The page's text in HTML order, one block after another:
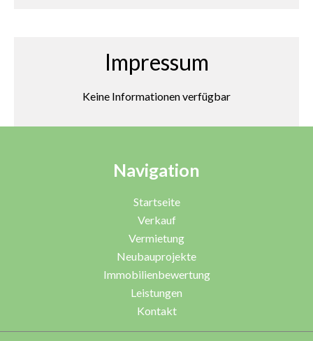
Impressum
Keine Informationen verfügbar
Navigation
Startseite
Verkauf
Vermietung
Neubauprojekte
Immobilienbewertung
Leistungen
Kontakt